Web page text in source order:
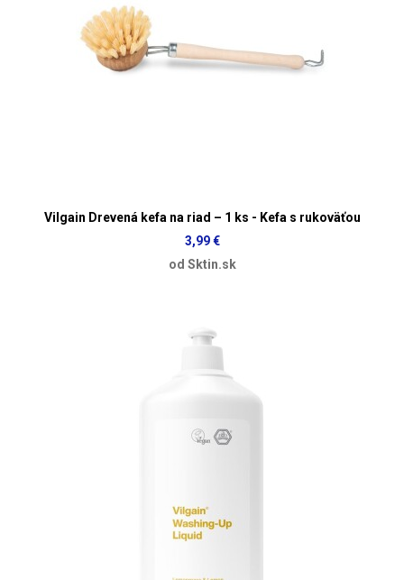
Vilgain Drevená kefa na riad – 1 ks - Kefa s rukoväťou
3,99 €
od Sktin.sk